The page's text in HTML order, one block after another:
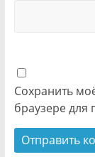
Сохранить
браузере